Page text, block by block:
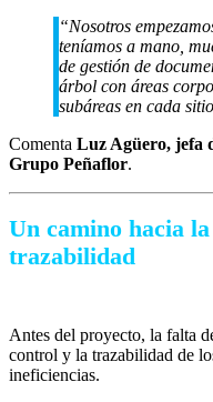
“Nosotros
teníamos a mano,
de gestión de
árbol con áreas
subáreas en cada
Comenta Luz Agüero, jefa
Grupo Peñaflor.
Un camino hacia
trazabilidad
Antes del proyecto, la falta
control y la trazabilidad de
ineficiencias.